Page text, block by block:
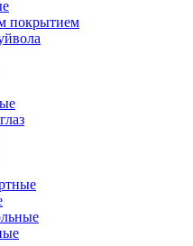
покрытием